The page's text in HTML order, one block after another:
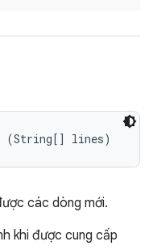
(String[] lines)
các dòng mới.
khi được cung cấp